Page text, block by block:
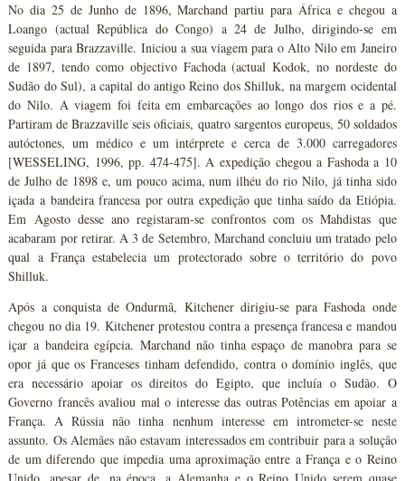
No dia 25 de Junho de 1896, Marchand partiu para África e chegou a
Loango (actual República do Congo) a 24 de Julho, dirigindo-se em
seguida para Brazzaville. Iniciou a sua viagem para o Alto Nilo em Janeiro
de 1897, tendo como objectivo Fachoda (actual Kodok, no nordeste do
Sudão do Sul), a capital do antigo Reino dos Shilluk, na margem ocidental
do Nilo. A viagem foi feita em embarcações ao longo dos rios e a pé.
Partiram de Brazzaville seis oficiais, quatro sargentos europeus, 50 soldados
autóctones, um médico e um intérprete e cerca de 3.000 carregadores
[WESSELING, 1996, pp. 474-475]. A expedição chegou a Fashoda a 10
de Julho de 1898 e, um pouco acima, num ilhéu do rio Nilo, já tinha sido
içada a bandeira francesa por outra expedição que tinha saído da Etiópia.
Em Agosto desse ano registaram-se confrontos com os Mahdistas que
acabaram por retirar. A 3 de Setembro, Marchand concluiu um tratado pelo
qual a França estabelecia um protectorado sobre o território do povo
Shilluk.
Após a conquista de Ondurmã, Kitchener dirigiu-se para Fashoda onde
chegou no dia 19. Kitchener protestou contra a presença francesa e mandou
içar a bandeira egípcia. Marchand não tinha espaço de manobra para se
opor já que os Franceses tinham defendido, contra o domínio inglês, que
era necessário apoiar os direitos do Egipto, que incluía o Sudão. O
Governo francês avaliou mal o interesse das outras Potências em apoiar a
França. A Rússia não tinha nenhum interesse em intrometer-se neste
assunto. Os Alemães não estavam interessados em contribuir para a solução
de um diferendo que impedia uma aproximação entre a França e o Reino